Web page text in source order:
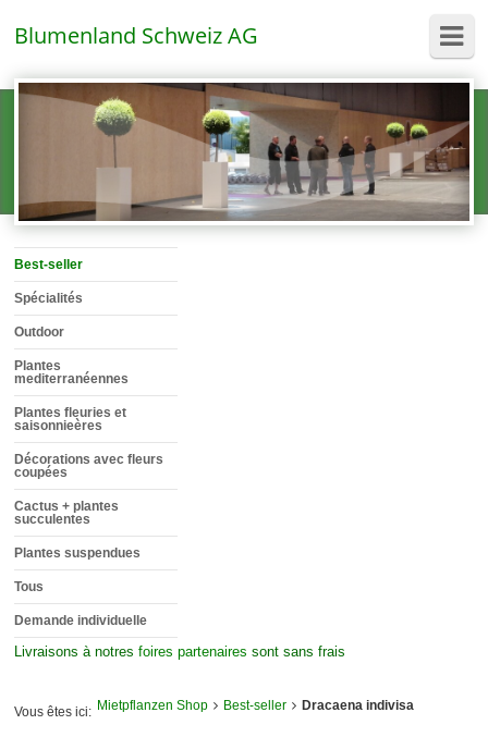
Blumenland Schweiz AG
Best-seller
Spécialités
Outdoor
Plantes
mediterranéennes
Plantes fleuries et
saisonnieères
Décorations avec fleurs
coupées
Cactus + plantes
succulentes
Plantes suspendues
Tous
Demande individuelle
Livraisons à notresfoires partenaires sont sans frais
Vous êtes ici: Mietpflanzen Shop Best-seller Dracaena indivisa